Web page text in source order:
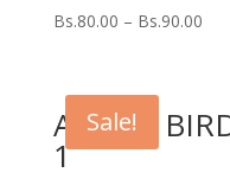
Bs.80.00 – Bs.90.00
Sale!
ANGRY
1